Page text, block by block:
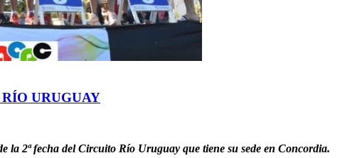
URUGUAY
2ª fecha del Circuito Río Uruguay que tiene su sede en Concordia.